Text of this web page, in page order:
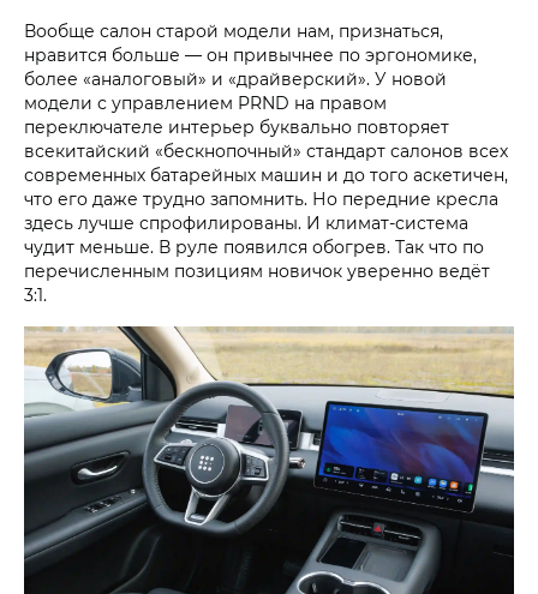
Вообще салон старой модели нам, признаться,
нравится больше — он привычнее по эргономике,
более «аналоговый» и «драйверский». У новой
модели с управлением PRND на правом
переключателе интерьер буквально повторяет
всекитайский «бескнопочный» стандарт салонов всех
современных батарейных машин и до того аскетичен,
что его даже трудно запомнить. Но передние кресла
здесь лучше спрофилированы. И климат-система
чудит меньше. В руле появился обогрев. Так что по
перечисленным позициям новичок уверенно ведёт
3:1.